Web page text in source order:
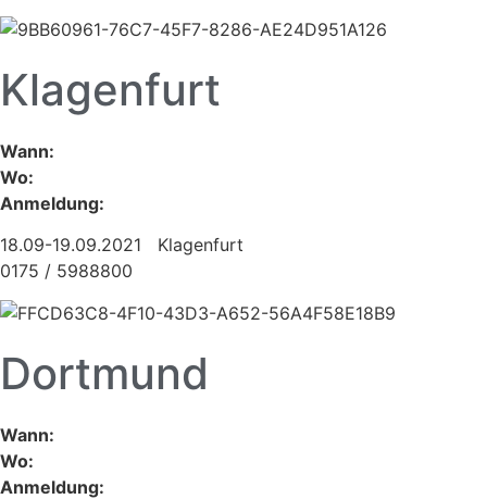
Klagenfurt
Wann:
Wo:
Anmeldung:
18.09-19.09.2021 Klagenfurt
0175 / 5988800
Dortmund
Wann:
Wo:
Anmeldung: